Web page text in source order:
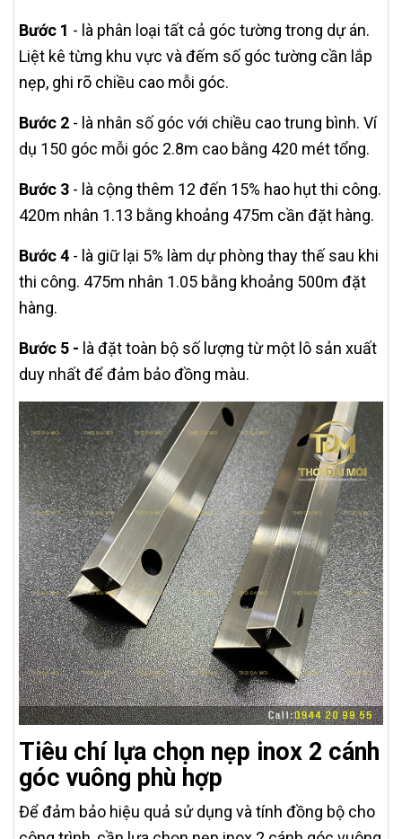
Bước 1 - là phân loại tất cả góc tường trong dự án.
Liệt kê từng khu vực và đếm số góc tường cần lắp
nẹp, ghi rõ chiều cao mỗi góc.
Bước 2 - là nhân số góc với chiều cao trung bình. Ví
dụ 150 góc mỗi góc 2.8m cao bằng 420 mét tổng.
Bước 3 - là cộng thêm 12 đến 15% hao hụt thi công.
420m nhân 1.13 bằng khoảng 475m cần đặt hàng.
Bước 4 - là giữ lại 5% làm dự phòng thay thế sau khi
thi công. 475m nhân 1.05 bằng khoảng 500m đặt
hàng.
Bước 5 - là đặt toàn bộ số lượng từ một lô sản xuất
duy nhất để đảm bảo đồng màu.
Tiêu chí lựa chọn nẹp inox 2 cánh
góc vuông phù hợp
Để đảm bảo hiệu quả sử dụng và tính đồng bộ cho